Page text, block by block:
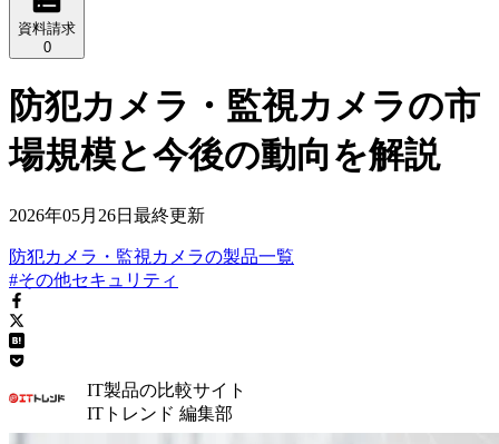
資料請求
0
防犯カメラ・監視カメラの市
場規模と今後の動向を解説
2026年05月26日 最終更新
防犯カメラ・監視カメラの製品一覧
#その他セキュリティ
IT製品の比較サイト
ITトレンド 編集部